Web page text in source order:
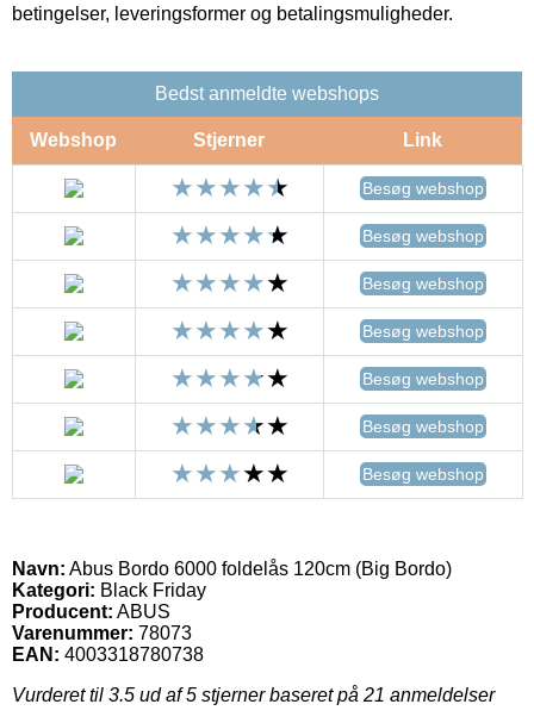
betingelser, leveringsformer og betalingsmuligheder.
Bedst anmeldte webshops
Webshop Stjerner Link
Besøg webshop
Besøg webshop
Besøg webshop
Besøg webshop
Besøg webshop
Besøg webshop
Besøg webshop
Navn: Abus Bordo 6000 foldelås 120cm (Big Bordo)
Kategori: Black Friday
Producent: ABUS
Varenummer: 78073
EAN: 4003318780738
Vurderet til 3.5 ud af 5 stjerner baseret på 21 anmeldelser